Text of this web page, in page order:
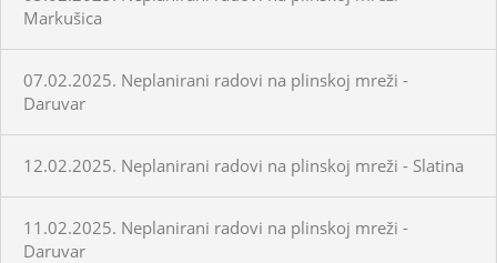
Markušica
07.02.2025. Neplanirani radovi na plinskoj mreži -
Daruvar
12.02.2025. Neplanirani radovi na plinskoj mreži - Slatina
11.02.2025. Neplanirani radovi na plinskoj mreži -
Daruvar